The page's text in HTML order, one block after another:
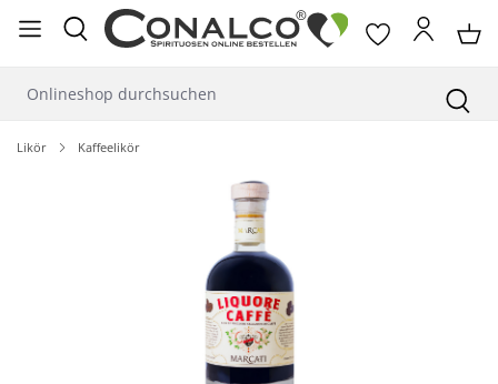
springen
Likör Kaffeelikör